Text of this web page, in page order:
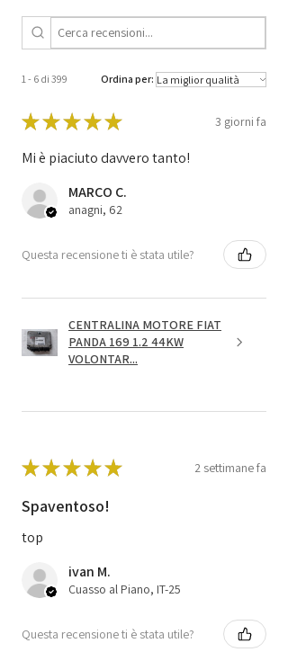
1 - 6 di 399 Ordina per:
★★★★★ 3 giorni fa
Mi è piaciuto davvero tanto!
MARCO C.
anagni, 62
Questa recensione ti è stata utile?
CENTRALINA MOTORE FIAT
PANDA 169 1.2 44KW
VOLONTAR...
★★★★★ 2 settimane fa
Spaventoso!
top
ivan M.
Cuasso al Piano, IT-25
Questa recensione ti è stata utile?